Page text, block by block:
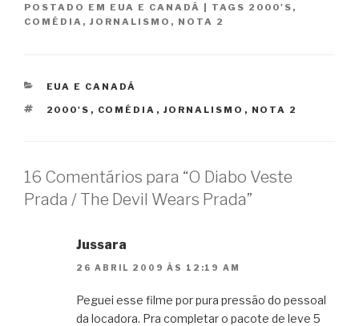
POSTADO EM EUA E CANADÁ | TAGS 2000'S ,
COMÉDIA , JORNALISMO , NOTA 2
CATEGORIAS
EUA E CANADÁ
TAGS
2000'S , COMÉDIA , JORNALISMO , NOTA 2
16 Comentários para “O Diabo Veste
Prada / The Devil Wears Prada”
Jussara
26 ABRIL 2009 ÀS 12:19 AM
Peguei esse filme por pura pressão do pessoal
da locadora. Pra completar o pacote de leve 5